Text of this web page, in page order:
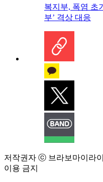
복지부, 폭염 초
부’ 격상 대응
저작권자 ⓒ 브라보마이라
이용 금지